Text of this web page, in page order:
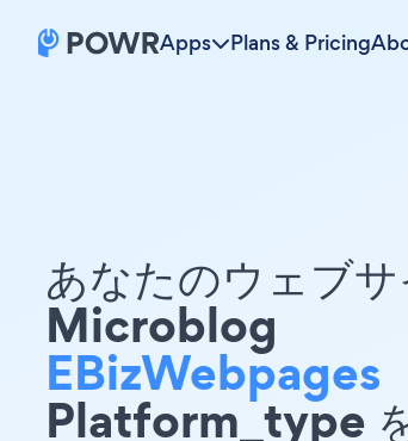
Apps Plans & Pricing
あなたのウェブ
Microblog
EBizWebpages
Platform_type